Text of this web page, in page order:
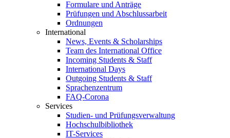
Formulare und Anträge
Prüfungen und Abschlussarbeit
Ordnungen
International
News, Events & Scholarships
Team des International Office
Incoming Students & Staff
International Days
Outgoing Students & Staff
Sprachenzentrum
FAQ-Corona
Services
Studien- und Prüfungsverwaltung
Hochschulbibliothek
IT-Services